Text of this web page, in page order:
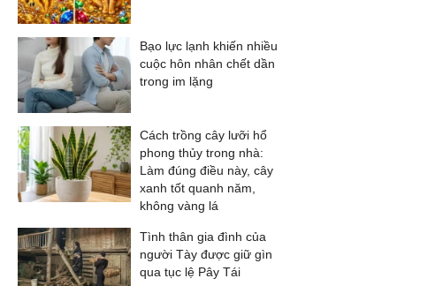
Bạo lực lạnh khiến nhiều
cuộc hôn nhân chết dần
trong im lặng
Cách trồng cây lưỡi hổ
phong thủy trong nhà:
Làm đúng điều này, cây
xanh tốt quanh năm,
không vàng lá
Tình thân gia đình của
người Tày được giữ gìn
qua tục lệ Pây Tái